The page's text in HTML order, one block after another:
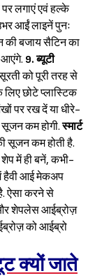
लगाएं एवं हल्के
आईं लाइनें पुनः
की बजाय सैटिन का
आएंगे. 9.ब्यूटी
को पूरी तरह से
छोटे प्लास्टिक
पर रख दें या धीरे-
कम होगी.स्मार्ट
सूजन कम होती है.
में ही बनें, कभी-
हैवी आई मेकअप
ऐसा करने से
और शेपलेस आईब्रोज़
को आईब्रो
क्यों जाते